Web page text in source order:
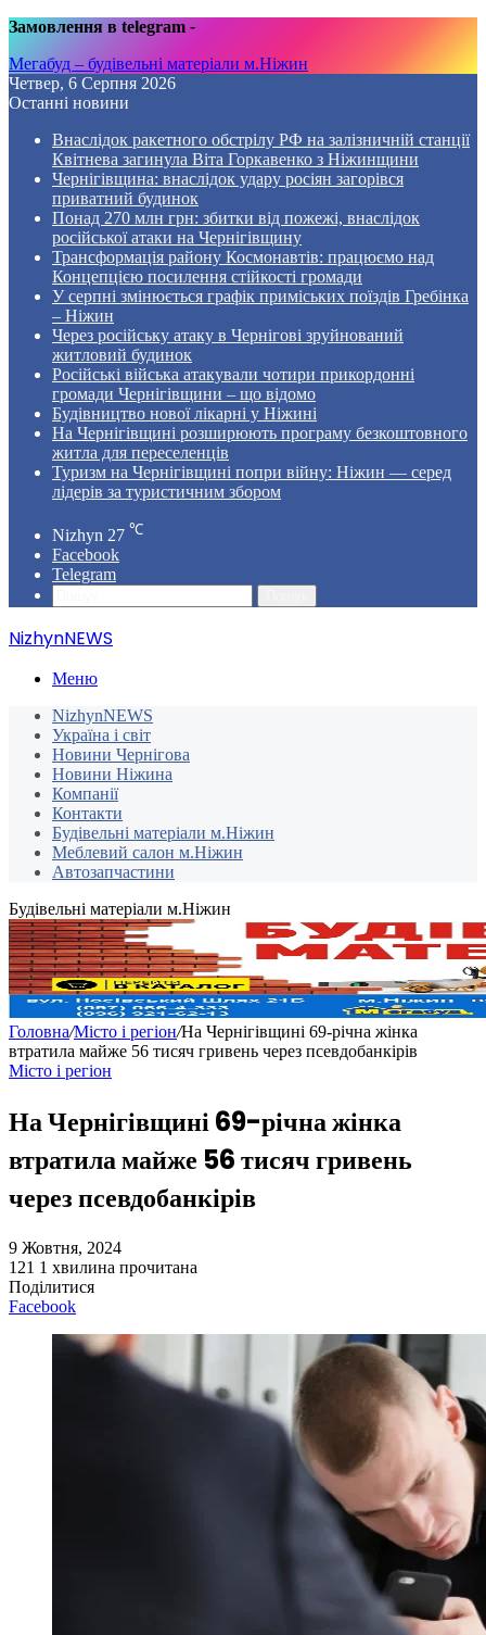
Замовлення в telegram -
Мегабуд – будівельні матеріали м.Ніжин
Четвер, 6 Серпня 2026
Останні новини
Внаслідок ракетного обстрілу РФ на залізничній станції
Квітнева загинула Віта Горкавенко з Ніжинщини
Чернігівщина: внаслідок удару росіян загорівся
приватний будинок
Понад 270 млн грн: збитки від пожежі, внаслідок
російської атаки на Чернігівщину
Трансформація району Космонавтів: працюємо над
Концепцією посилення стійкості громади
У серпні змінюється графік приміських поїздів Гребінка
– Ніжин
Через російську атаку в Чернігові зруйнований
житловий будинок
Російські війська атакували чотири прикордонні
громади Чернігівщини – що відомо
Будівництво нової лікарні у Ніжині
На Чернігівщині розширюють програму безкоштовного
житла для переселенців
Туризм на Чернігівщині попри війну: Ніжин — серед
лідерів за туристичним збором
Nizhyn 27 ℃
Facebook
Telegram
NizhynNEWS
Меню
NizhynNEWS
Україна і світ
Новини Чернігова
Новини Ніжина
Компанії
Контакти
Будівельні матеріали м.Ніжин
Меблевий салон м.Ніжин
Автозапчастини
Будівельні матеріали м.Ніжин
Головна/Місто і регіон/На Чернігівщині 69-річна жінка
втратила майже 56 тисяч гривень через псевдобанкірів
Місто і регіон
На Чернігівщині 69-річна жінка
втратила майже 56 тисяч гривень
через псевдобанкірів
9 Жовтня, 2024
121 1 хвилина прочитана
Поділитися
Facebook